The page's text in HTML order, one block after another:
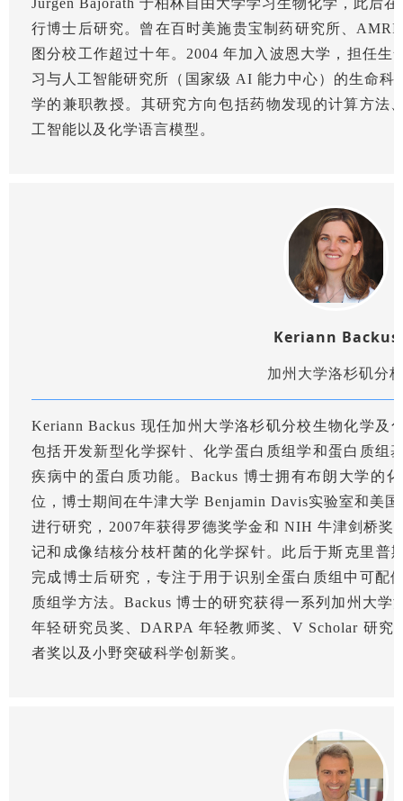
Jürgen Bajorath 于柏林自由大学学习生物化学，此后
行博士后研究。曾在百时美施贵宝制药研究所、
图分校工作超过十年。2004 年加入波恩大学，担任生
习与人工智能研究所（国家级 AI 能力中心）的生命科
学的兼职教授。其研究方向包括药物发现的计算方法
工智能以及化学语言模型。
Keriann Backus
加州大学洛杉矶分
Keriann Backus 现任加州大学洛杉矶分校生物化学及
包括开发新型化学探针、化学蛋白质组学和蛋白质组
疾病中的蛋白质功能。Backus 博士拥有布朗大学的
位，博士期间在牛津大学 Benjamin Davis实验室和美
进行研究，2007年获得罗德奖学金和 NIH 牛津剑桥奖
记和成像结核分枝杆菌的化学探针。此后于斯克里普
完成博士后研究，专注于用于识别全蛋白质组中可配
质组学方法。Backus 博士的研究获得一系列加州大
年轻研究员奖、DARPA 年轻教师奖、V Scholar 研究
者奖以及小野突破科学创新奖。